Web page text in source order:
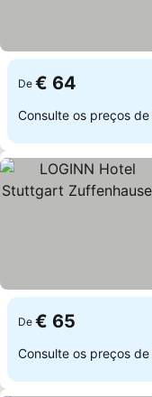
De € 64
Consulte os preços de
De € 65
Consulte os preços de